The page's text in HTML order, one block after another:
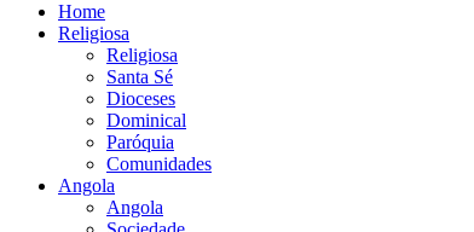
Home
Religiosa
Religiosa
Santa Sé
Dioceses
Dominical
Paróquia
Comunidades
Angola
Angola